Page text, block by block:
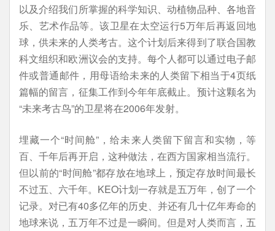
以及介绍我们所掌握的科学知识、动植物品种、各地音
乐、艺术作品等。该卫星在太空运行5万年后再返回地
球，供未来的人类考古。这个计划后来得到了联合国教
科文组织和欧洲议会的支持。每个人都可以通过电子邮
件或普通邮件，用母语给未来的人类留下相当于4页纸
篇幅的留言，征集工作到今年年底截止。预计这颗名为
“未来考古鸟”的卫星将在2006年发射。
埋藏一个“时间舱”，给未来人类留下留言和实物，等
百、千年后再开启，这种做法，在西方国家相当流行。
但以前的“时间舱”都存放在地球上，预定存放时间最长
不过五、六千年。KEO计划一存就是五万年，创了一个
记录。对已有40多亿年的历史、并还有几十亿年寿命的
地球来说，五万年不过是一瞬间。但是对人类而言，五